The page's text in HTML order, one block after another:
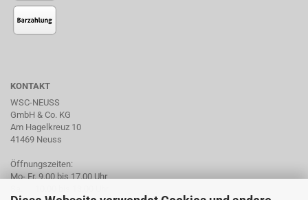
KONTAKT
WSC-NEUSS
GmbH & Co. KG
Am Hagelkreuz 10
41469 Neuss
Öffnungszeiten:
Mo- Fr. 9.00 bis 17.00 Uhr